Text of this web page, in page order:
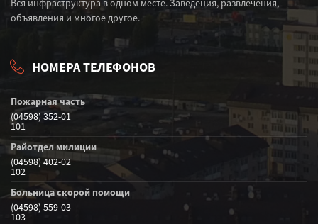
Вся инфраструктура в одном месте. Заведения, развлечения,
объявления и многое другое.
НОМЕРА ТЕЛЕФОНОВ
Пожарная часть
(04598) 352-01
101
Райотдел милиции
(04598) 402-02
102
Больница скорой помощи
(04598) 559-03
103